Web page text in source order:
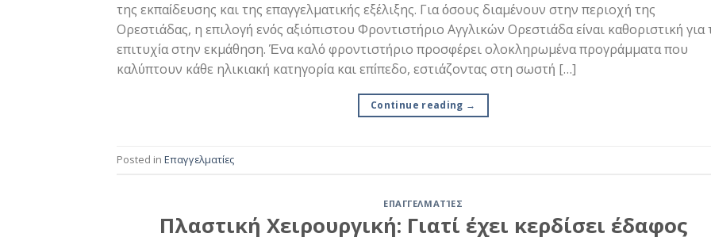
της εκπαίδευσης και της επαγγελματικής εξέλιξης. Για όσους διαμένουν στην περιοχή της
Ορεστιάδας, η επιλογή ενός αξιόπιστου Φροντιστήριο Αγγλικών Ορεστιάδα είναι καθοριστική για
επιτυχία στην εκμάθηση. Ένα καλό φροντιστήριο προσφέρει ολοκληρωμένα προγράμματα που
καλύπτουν κάθε ηλικιακή κατηγορία και επίπεδο, εστιάζοντας στη σωστή […]
Continue reading →
Posted in Επαγγελματίες
ΕΠΑΓΓΕΛΜΑΤΊΕΣ
Πλαστική Χειρουργική: Γιατί έχει κερδίσει έδαφος